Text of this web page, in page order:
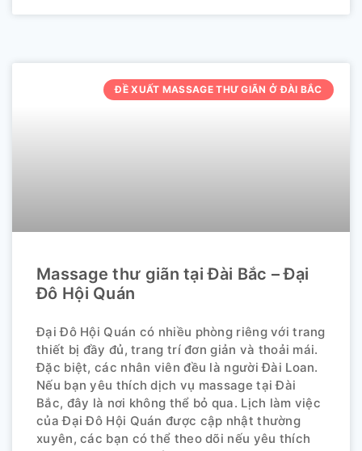
ĐỀ XUẤT MASSAGE THƯ GIÃN Ở ĐÀI BẮC
Massage thư giãn tại Đài Bắc – Đại
Đô Hội Quán
Đại Đô Hội Quán có nhiều phòng riêng với trang
thiết bị đầy đủ, trang trí đơn giản và thoải mái.
Đặc biệt, các nhân viên đều là người Đài Loan.
Nếu bạn yêu thích dịch vụ massage tại Đài
Bắc, đây là nơi không thể bỏ qua. Lịch làm việc
của Đại Đô Hội Quán được cập nhật thường
xuyên, các bạn có thể theo dõi nếu yêu thích